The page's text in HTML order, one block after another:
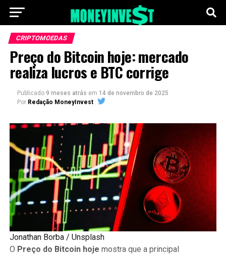
CRIPTOMOEDAS
Preço do Bitcoin hoje: mercado
realiza lucros e BTC corrige
Publicado 9 meses atrás em 14 de novembro de 2025
Por Redação MoneyInvest
Jonathan Borba / Unsplash
O Preço do Bitcoin hoje mostra que a principal